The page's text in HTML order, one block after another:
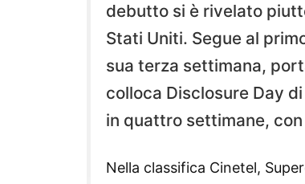
debutto si è rivelato
Stati Uniti. Segue al
sua terza settimana,
colloca Disclosure Day
in quattro settimane,
Nella classifica Cinetel,